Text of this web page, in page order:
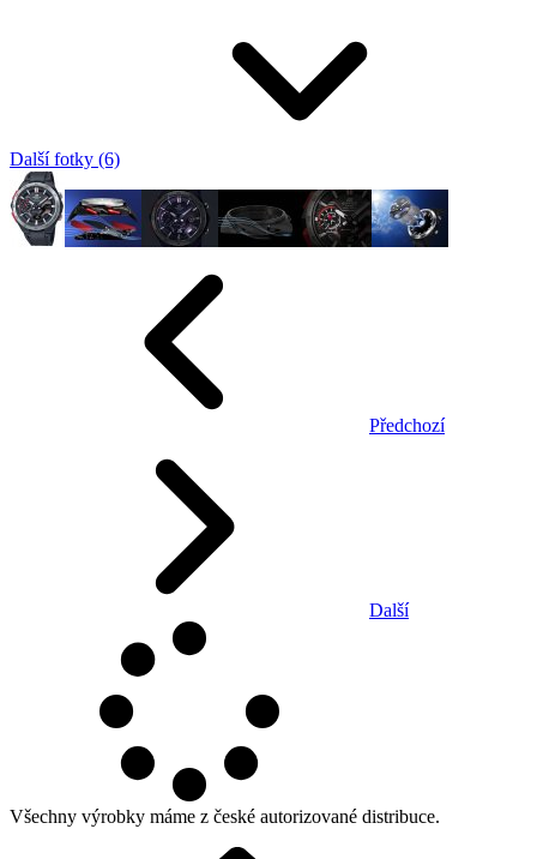
Další fotky (6)
Předchozí
Další
Všechny výrobky máme z české autorizované distribuce.